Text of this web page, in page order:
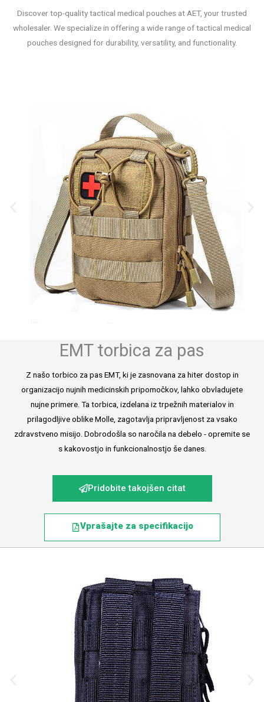
Discover top-quality tactical medical pouches at AET, your trusted
wholesaler. We specialize in offering a wide range of tactical medical
pouches designed for durability, versatility, and functionality.
EMT torbica za pas
Z našo torbico za pas EMT, ki je zasnovana za hiter dostop in
organizacijo nujnih medicinskih pripomočkov, lahko obvladujete
nujne primere. Ta torbica, izdelana iz trpežnih materialov in
prilagodljive oblike Molle, zagotavlja pripravljenost za vsako
zdravstveno misijo. Dobrodošla so naročila na debelo - opremite se
s kakovostjo in funkcionalnostjo še danes.
Pridobite takojšen citat
Vprašajte za specifikacijo